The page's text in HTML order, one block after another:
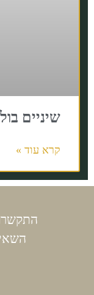
שיניים
קרא עוד »